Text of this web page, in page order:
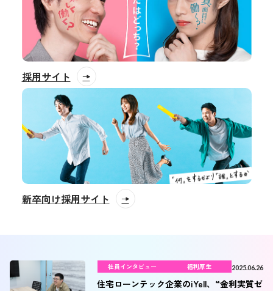
採用サイト
新卒向け採用サイト
社員インタビュー 福利厚生 2025.06.26
住宅ローンテック企業のiYell、“金利実質ゼ